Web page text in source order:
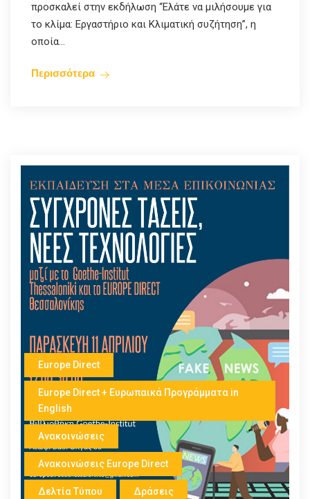
προσκαλεί στην εκδήλωση “Ελάτε να μιλήσουμε για
το κλίμα: Εργαστήριο και Κλιματική συζήτηση”, η
οποία...
Περισσότερα
Europe Direct
Europe Direct + Ευρωπαικά Προγράμματα in
English
Ανακοινώσεις
Ανακοινώσεις Europe Direct
Δελτία Τύπου Δράσεις